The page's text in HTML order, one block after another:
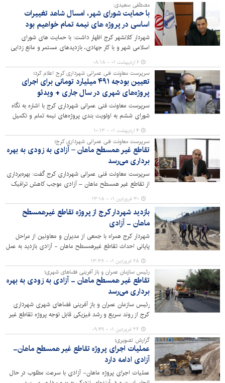
مصطفی سعیدی:
با حمایت شورای شهر، امسال شاهد تغییرات
اساسی در پروژه های نیمه تمام خواهیم بود
شهردار کلانشهر کرج اظهار داشت: با حمایت های شورای
اسلامی شهر و با کار جهادی، بازدیدهای مستمر و مانع زدایی
از فعالیت های پیمانکاران، امسال تغییرات اساسی را در
وضعیت پروژه های نیمه تمام سطح شهر شاهد خواهیم بود و
هرگونه رکود، وقفه یا روند تعطیل و نیمه تعطیل در کارها خط
قرمز غیرقابل چشم پوشی به شمار می رود.
۶ اردیبهشت ۰۱ - ۰۸:۱۸
سرپرست معاونت فنی عمرانی شهرداری کرج اعلام کرد؛
تعیین بودجه ۴۹۱ میلیارد تومانی برای اجرای
پروژه‌های شهری در سال جاری + ویدئو
سرپرست معاونت فنی عمرانی شهرداری کرج با اشاره به نگاه
شورای ششم به اولویت بندی پروژه‌های نیمه تمام و تکمیل
برخی از این پروژه‌ها بر اساس نیاز سنجی شهر گفت: برای
تحقق این امر، ۴۹۱ میلیارد تومان بودجه در حوزه معاونت فنی
عمرانی تعیین شده است.
۴ اردیبهشت ۰۱ - ۱۰:۱۳
سرپرست معاونت فنی عمرانی شهرداری کرج؛
تقاطع غیر همسطح ماهان – آزادی به زودی به بهره
برداری می‌رسد
سرپرست معاونت فنی عمرانی شهرداری کرج گفت: بهره‌برداری
از تقاطع غیر همسطح ماهان – آزادی موجب کاهش ترافیک
در نقاط پر تردد شهر از جمله محدوده رجایی شهر و خیابان
شهید بهشتی می‌شود.
۳۰ فروردین ۰۱ - ۱۳:۱۸
بازدید شهردار کرج از پروژه تقاطع غیرهمسطح
ماهان - آزادی
شهردار کرج همراه با جمعی از مدیران و معاونین از مراحل
پایانی احداث تقاطع غیرهمسطح ماهان - آزادی بازدید به عمل
آورد. ۲۸ فروردین ۰۱ - ۱۳:۳۶
رئیس سازمان عمران و باز آفرینی فضاهای شهری؛
تقاطع غیر همسطح ماهان - آزادی به زودی به بهره
برداری می‌رسد
رئیس سازمان عمران و باز آفرینی فضاهای شهری شهرداری
کرج از روند سریع و رشد فیزیکی قابل توجه پروژه تقاطع غیر
همسطح ماهان - آزادی خبر داد.
۲۷ فروردین ۰۱ - ۰۹:۴۹
گزارش تصویری؛
عملیات اجرای پروژه تقاطع غیر همسطح ماهان-
آزادی ادامه دارد
عملیات اجرای پروژه ماهان- آزادی با سرعت مطلوب در حال